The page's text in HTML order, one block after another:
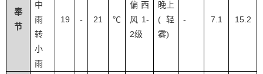
奉
节
中
雨
转
小
雨
19 - 21 ℃
偏西
风 1-
2级
晚上
( 轻
雾)
- 7.1 15.2